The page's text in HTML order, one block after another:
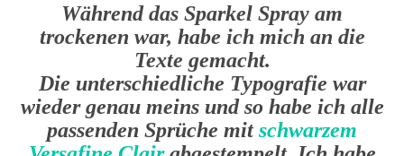
Während das Sparkel Spray am
trockenen war, habe ich mich an die
Texte gemacht.
Die unterschiedliche Typografie war
wieder genau meins und so habe ich alle
passenden Sprüche mitschwarzem